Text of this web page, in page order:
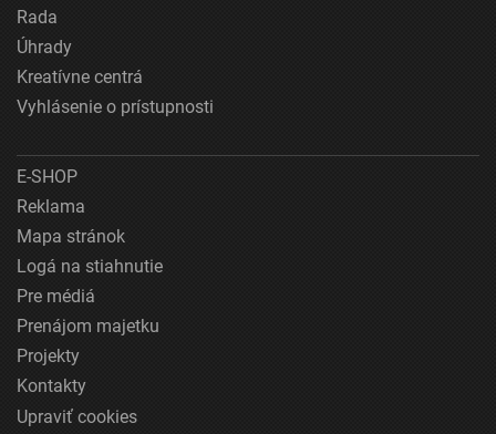
Rada
Úhrady
Kreatívne centrá
Vyhlásenie o prístupnosti
E-SHOP
Reklama
Mapa stránok
Logá na stiahnutie
Pre médiá
Prenájom majetku
Projekty
Kontakty
Upraviť cookies